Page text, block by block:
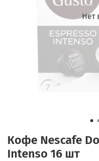
Нет
Кофе Nescafe
Intenso 16 шт